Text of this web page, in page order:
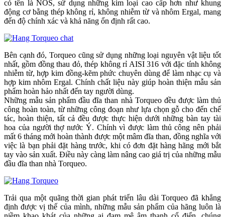
có tên là NOS, sử dụng những kim loại cao cấp hơn như khung
động cơ bằng thép không rỉ, không nhiễm từ và nhôm Ergal, mang
đến độ chính xác và khả năng ổn định rất cao.
Bên cạnh đó, Torqueo cũng sử dụng những loại nguyên vật liệu tốt
nhất, gồm đồng thau đỏ, thép không rỉ AISI 316 với đặc tính không
nhiễm từ, hợp kim đồng-kẽm phức chuyên dùng để làm nhạc cụ và
hợp kim nhôm Ergal. Chính chất liệu này giúp hoàn thiện mẫu sản
phẩm hoàn hảo nhất đến tay người dùng.
Những mẫu sản phẩm đầu đĩa than nhà Torqueo đều được làm thủ
công hoàn toàn, từ những công đoạn như lựa chọn gỗ cho đến chế
tác, hoàn thiện, tất cả đều được thực hiện dưới những bàn tay tài
hoa của người thợ nước Ý. Chính vì được làm thủ công nên phải
mất 6 tháng mới hoàn thành được một mâm đĩa than, đồng nghĩa với
việc là bạn phải đặt hàng trước, khi có đơn đặt hàng hãng mới bắt
tay vào sản xuất. Điều này càng làm nâng cao giá trị của những mẫu
đầu đĩa than nhà Torqueo.
Trải qua một quãng thời gian phát triển lâu dài Torqueo đã khẳng
định được vị thế của mình, những mẫu sản phẩm của hãng luôn là